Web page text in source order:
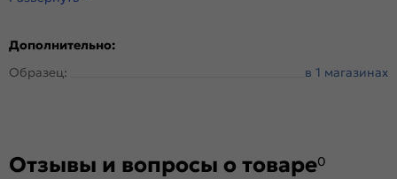
Дополнительно:
Образец:
в 1 магазинах
Отзывы и вопросы о товаре0